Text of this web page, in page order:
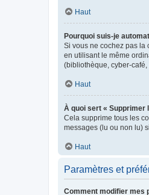
Haut
Pourquoi suis-je
Si vous ne cochez pas la
en utilisant le même
(bibliothèque, cyber-café,
Haut
À quoi sert « Supprimer
Cela supprime tous les
messages (lu ou non lu)
Haut
Paramètres et
Comment modifier mes